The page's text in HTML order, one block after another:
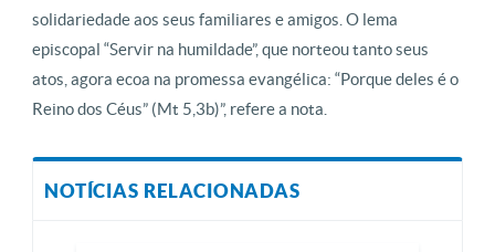
solidariedade aos seus familiares e amigos. O lema
episcopal “Servir na humildade”, que norteou tanto seus
atos, agora ecoa na promessa evangélica: “Porque deles é o
Reino dos Céus” (Mt 5,3b)”, refere a nota.
NOTÍCIAS RELACIONADAS